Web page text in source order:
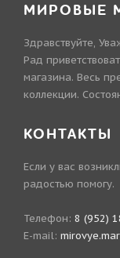
МИРОВЫЕ
Здравствуйте,
Рад
магазина. Весь
коллекции.
КОНТАКТЫ
Если у вас
радостью помогу.
Телефон: 8 (952)
E-mail: